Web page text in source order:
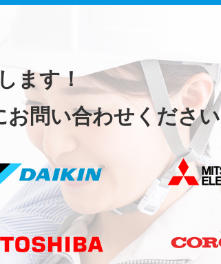
ます！
問い合わせください